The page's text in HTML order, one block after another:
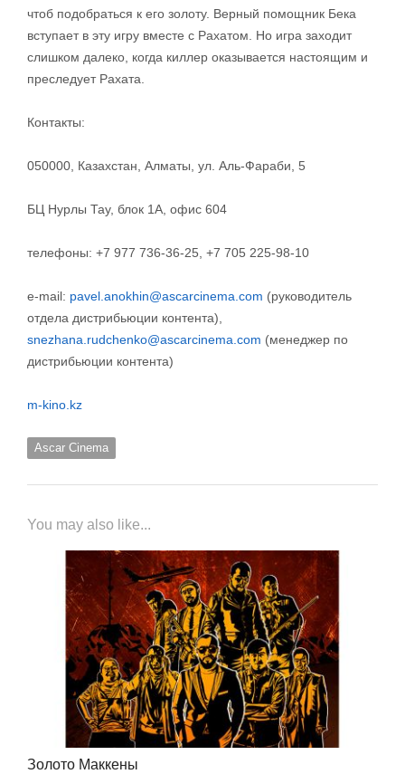
чтоб подобраться к его золоту. Верный помощник Бека
вступает в эту игру вместе с Рахатом. Но игра заходит
слишком далеко, когда киллер оказывается настоящим и
преследует Рахата.
Контакты:
050000, Казахстан, Алматы, ул. Аль-Фараби, 5
БЦ Нурлы Тау, блок 1А, офис 604
телефоны: +7 977 736-36-25, +7 705 225-98-10
e-mail: pavel.anokhin@ascarcinema.com (руководитель
отдела дистрибьюции контента),
snezhana.rudchenko@ascarcinema.com (менеджер по
дистрибьюции контента)
m-kino.kz
Ascar Cinema
You may also like...
Золото Маккены